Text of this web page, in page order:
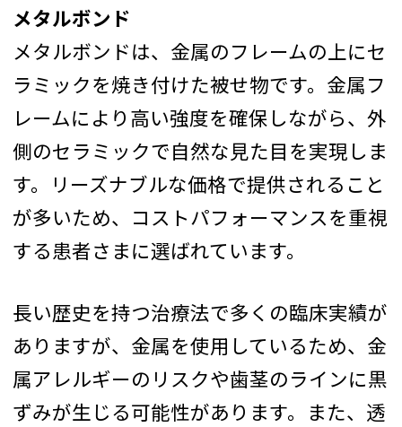
メタルボンド
メタルボンドは、金属のフレームの上にセ
ラミックを焼き付けた被せ物です。金属フ
レームにより高い強度を確保しながら、外
側のセラミックで自然な見た目を実現しま
す。リーズナブルな価格で提供されること
が多いため、コストパフォーマンスを重視
する患者さまに選ばれています。
長い歴史を持つ治療法で多くの臨床実績が
ありますが、金属を使用しているため、金
属アレルギーのリスクや歯茎のラインに黒
ずみが生じる可能性があります。また、透